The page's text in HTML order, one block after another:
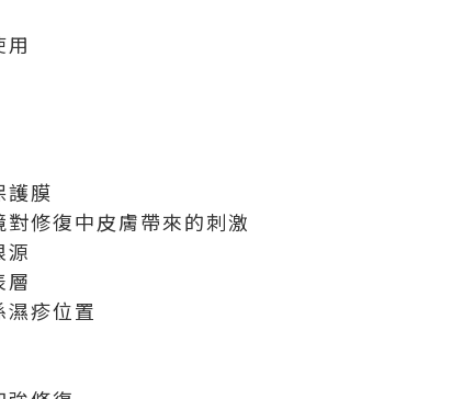
護膜
修復中皮膚帶來的刺激
源
層
疹位置